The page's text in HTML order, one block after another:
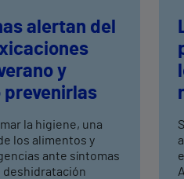
alertan del
y
prevenirlas
la higiene, una
los alimentos y
ante síntomas
deshidratación